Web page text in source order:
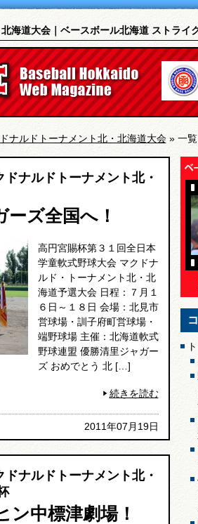
海道大会｜ベースボール北海道 ストライ
ナルドトーナメント北・北海道大会»一覧
ドナルドトーナメント北・
ズ全国へ！
高円宮賜杯第３１回全日本
学童軟式野球大会 マクドナ
ルド・トーナメント北・北
海道予選大会 日程：７月１
６日～１８日 会場：北見市
営球場・訓子府町営球場・
端野球場 主催：北海道軟式
野球連盟 優勝清里ジャガー
ズ おめでとう 北 […]
続きを読む
2011年07月19日
ドナルドトーナメント北・
ン中標津劇場！